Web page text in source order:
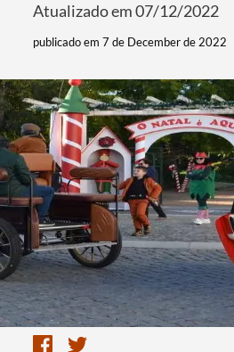
Atualizado em 07/12/2022
publicado em 7 de December de 2022